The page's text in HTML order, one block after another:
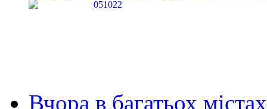
Вчора в багатьох